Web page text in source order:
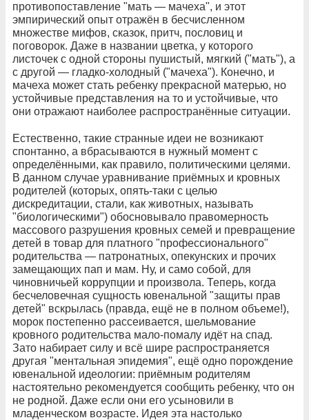
противопоставление "мать — мачеха", и этот
эмпирический опыт отражён в бесчисленном
множестве мифов, сказок, притч, пословиц и
поговорок. Даже в названии цветка, у которого
листочек с одной стороны пушистый, мягкий ("мать"), а
с другой — гладко-холодный ("мачеха"). Конечно, и
мачеха может стать ребенку прекрасной матерью, но
устойчивые представления на то и устойчивые, что
они отражают наиболее распространённые ситуации.
Естественно, такие странные идеи не возникают
спонтанно, а вбрасываются в нужный момент с
определёнными, как правило, политическими целями.
В данном случае уравнивание приёмных и кровных
родителей (которых, опять-таки с целью
дискредитации, стали, как животных, называть
"биологическими") обосновывало правомерность
массового разрушения кровных семей и превращение
детей в товар для платного "профессионального"
родительства — патронатных, опекунских и прочих
замещающих пап и мам. Ну, и само собой, для
чиновничьей коррупции и произвола. Теперь, когда
бесчеловечная сущность ювенальной "защиты прав
детей" вскрылась (правда, ещё не в полном объеме!),
морок постепенно рассеивается, шельмование
кровного родительства мало-помалу идёт на спад.
Зато набирает силу и всё шире распространяется
другая "ментальная эпидемия", ещё одно порождение
ювенальной идеологии: приёмным родителям
настоятельно рекомендуется сообщить ребенку, что он
не родной. Даже если они его усыновили в
младенческом возрасте. Идея эта настолько